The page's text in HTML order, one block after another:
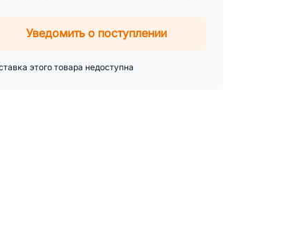
Уведомить о поступлении
этого товара недоступна